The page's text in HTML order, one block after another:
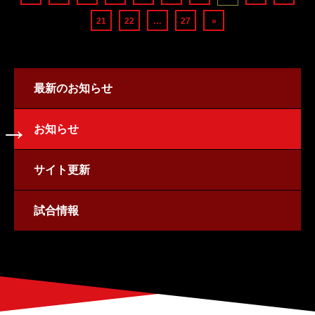
21 22 … 27 »
最新のお知らせ
お知らせ
サイト更新
試合情報